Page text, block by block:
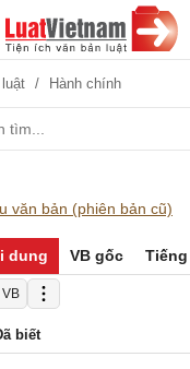
Hành chính
văn bản (phiên bản cũ)
dung VB gốc Tiếng
biết